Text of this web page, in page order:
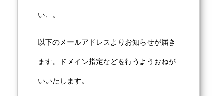
い。。
以下のメールアドレスよりお知らせが届き
ます。ドメイン指定などを行うようおねが
いいたします。